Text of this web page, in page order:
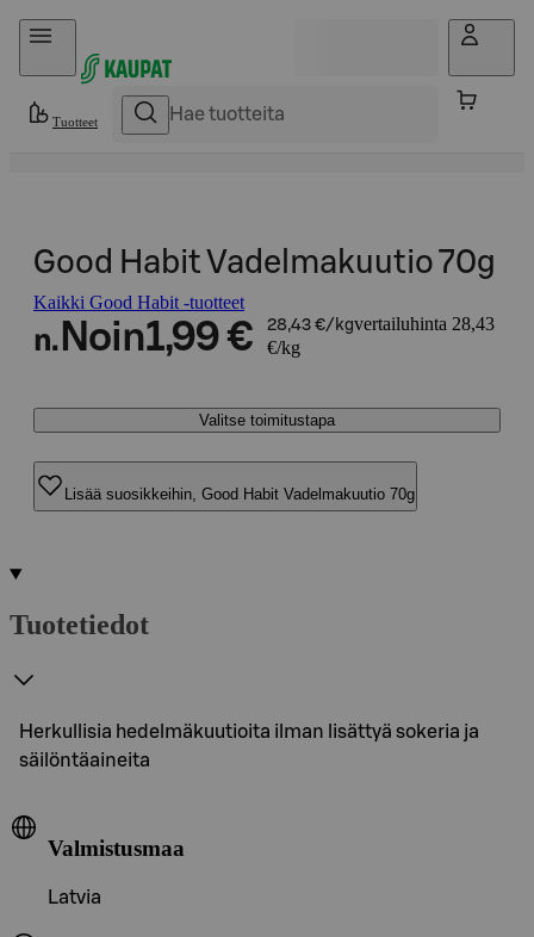
Hyppää sisältöön
Tuotteet
Good Habit Vadelmakuutio 70g
Kaikki Good Habit -tuotteet
n. Noin1,99 € 28,43 €/kgvertailuhinta 28,43
€/kg
Valitse toimitustapa
Lisää suosikkeihin, Good Habit Vadelmakuutio 70g
Tuotetiedot
Herkullisia hedelmäkuutioita ilman lisättyä sokeria ja
säilöntäaineita
Valmistusmaa
Latvia